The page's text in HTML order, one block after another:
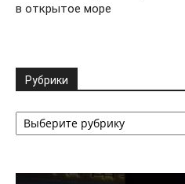
в открытое море
Рубрики
Рубрики